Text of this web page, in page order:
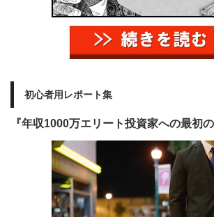
初心者用レポート集
『年収1000万エリート投資家への最初の